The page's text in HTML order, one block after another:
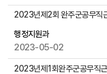
일
작
일
행정지원과
2023-05-02